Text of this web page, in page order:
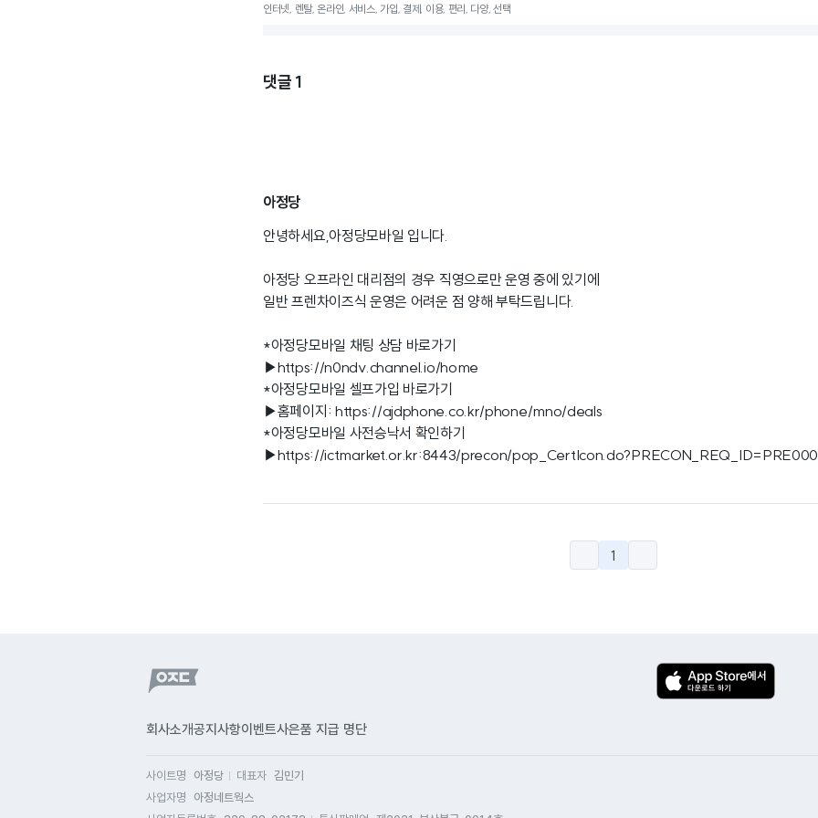
인터넷, 렌탈, 온라인, 서비스, 가입, 결제, 이용, 편리, 다양, 선택
댓글 1
아정당
안녕하세요,아정당모바일 입니다.
아정당 오프라인 대리점의 경우 직영으로만 운영 중에 있기에
일반 프렌차이즈식 운영은 어려운 점 양해 부탁드립니다.
*아정당모바일 채팅 상담 바로가기
▶https://n0ndv.channel.io/home
*아정당모바일 셀프가입 바로가기
▶홈페이지: https://ajdphone.co.kr/phone/mno/deals
*아정당모바일 사전승낙서 확인하기
▶https://ictmarket.or.kr:8443/precon/
1
회사소개공지사항이벤트사은품 지급 명단
사이트명 아정당 대표자 김민기
사업자명
아정네트웍스